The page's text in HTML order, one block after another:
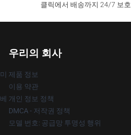
클릭에서 배송까지 24/7 보호
우리의 회사
제품 정보
이용 약관
개인 정보 정책
DMCA - 저작권 정책
모델 번호: 공급망 투명성 행위